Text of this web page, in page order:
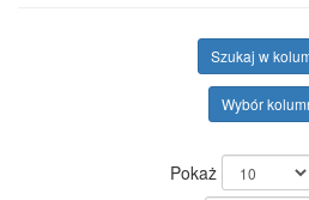
Szukaj w
Wybór
Pokaż